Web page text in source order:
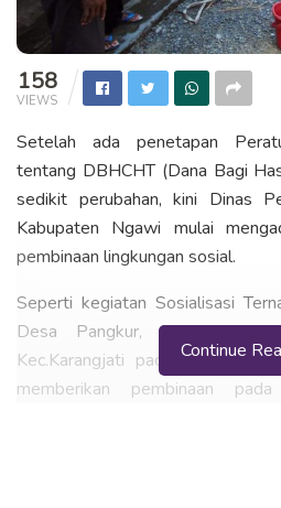
158
VIEWS
Setelah ada penetapan
tentang DBHCHT (Dana Bagi
sedikit perubahan, kini Dinas
Kabupaten Ngawi mulai
pembinaan lingkungan sosial.
Seperti kegiatan Sosialisasi
Desa Pangkur, Kecamatan
Kec.Karangjati pada 9
memberikan pembinaan
Continue